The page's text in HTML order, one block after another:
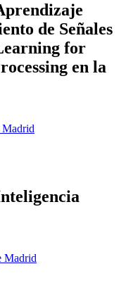
de Señales
for
en la
Madrid
Madrid